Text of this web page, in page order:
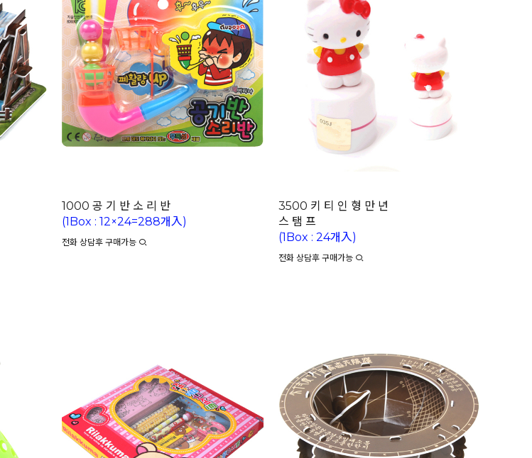
1000 공 기 반 소 리 반
(1Box : 12×24=288개入)
전화 상담후 구매가능
3500 키 티 인 형 만 년
스 탬 프
(1Box : 24개入)
전화 상담후 구매가능